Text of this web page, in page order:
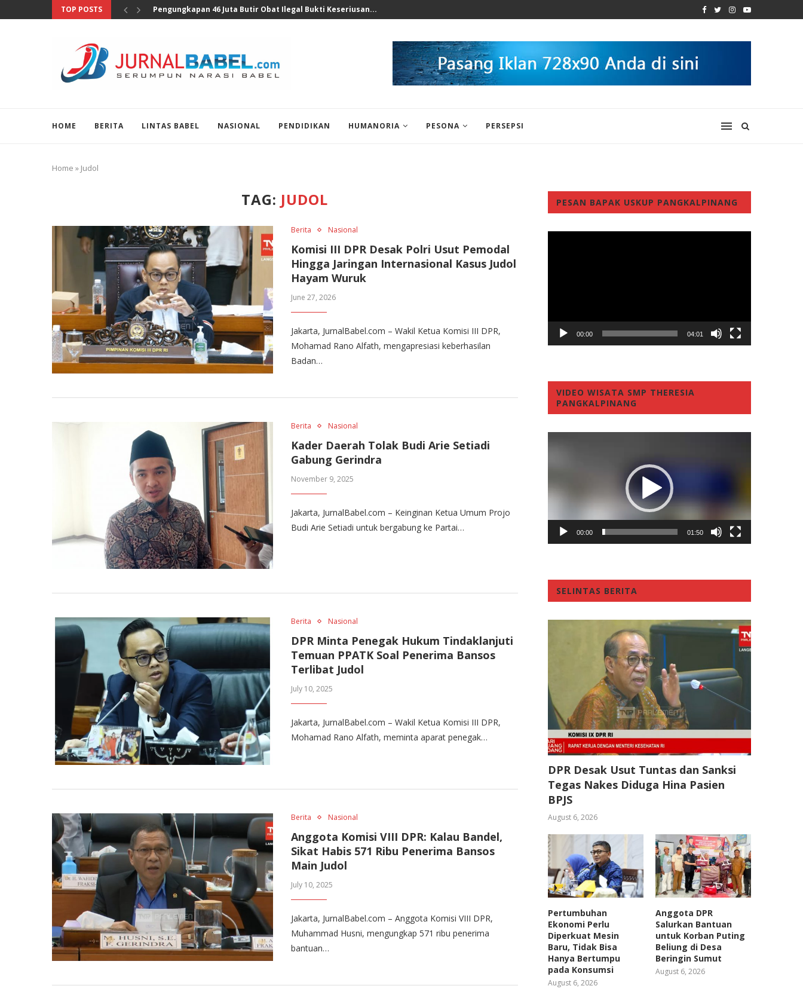
TOP POSTS Anggota DPR Sebut Sensus Ekonomi 2026 Bukan Untuk...
HOME BERITA LINTAS BABEL NASIONAL PENDIDIKAN HUMANORIA PESONA PERSEPSI
Home » Judol
TAG: JUDOL
Berita Nasional
Komisi III DPR Desak Polri Usut Pemodal
Hingga Jaringan Internasional Kasus Judol
Hayam Wuruk
June 27, 2026
Jakarta, JurnalBabel.com – Wakil Ketua Komisi III DPR,
Mohamad Rano Alfath, mengapresiasi keberhasilan
Badan…
Berita Nasional
Kader Daerah Tolak Budi Arie Setiadi
Gabung Gerindra
November 9, 2025
Jakarta, JurnalBabel.com – Keinginan Ketua Umum Projo
Budi Arie Setiadi untuk bergabung ke Partai…
Berita Nasional
DPR Minta Penegak Hukum Tindaklanjuti
Temuan PPATK Soal Penerima Bansos
Terlibat Judol
July 10, 2025
Jakarta, JurnalBabel.com – Wakil Ketua Komisi III DPR,
Mohamad Rano Alfath, meminta aparat penegak…
Berita Nasional
Anggota Komisi VIII DPR: Kalau Bandel,
Sikat Habis 571 Ribu Penerima Bansos
Main Judol
July 10, 2025
Jakarta, JurnalBabel.com – Anggota Komisi VIII DPR,
Muhammad Husni, mengungkap 571 ribu penerima
bantuan…
PESAN BAPAK USKUP PANGKALPINANG
00:00 04:01
VIDEO WISATA SMP THERESIA
PANGKALPINANG
00:00 01:50
SELINTAS BERITA
DPR Desak Usut Tuntas dan Sanksi
Tegas Nakes Diduga Hina Pasien
BPJS
August 6, 2026
Pertumbuhan
Ekonomi Perlu
Diperkuat Mesin
Baru, Tidak Bisa
Hanya Bertumpu
pada Konsumsi
August 6, 2026
Anggota DPR
Salurkan Bantuan
untuk Korban Puting
Beliung di Desa
Beringin Sumut
August 6, 2026